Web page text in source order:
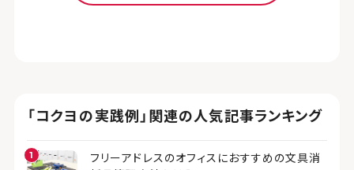
「コクヨの実践例」関連の人気記事ランキング
フリーアドレスのオフィスにおすすめの文具消